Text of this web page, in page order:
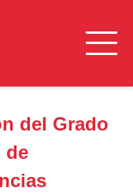
del Grado
de